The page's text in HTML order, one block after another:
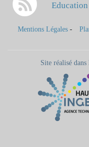
Education
Mentions Légales -
Site réalisé